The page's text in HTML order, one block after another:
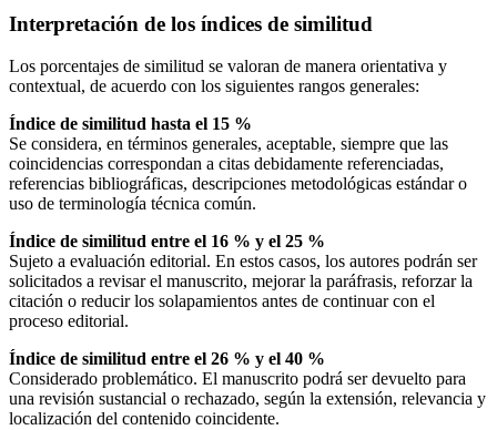
Interpretación de los índices de similitud
Los porcentajes de similitud se valoran de manera orientativa y
contextual, de acuerdo con los siguientes rangos generales:
Índice de similitud hasta el 15 %
Se considera, en términos generales, aceptable, siempre que las
coincidencias correspondan a citas debidamente referenciadas,
referencias bibliográficas, descripciones metodológicas estándar o
uso de terminología técnica común.
Índice de similitud entre el 16 % y el 25 %
Sujeto a evaluación editorial. En estos casos, los autores podrán ser
solicitados a revisar el manuscrito, mejorar la paráfrasis, reforzar la
citación o reducir los solapamientos antes de continuar con el
proceso editorial.
Índice de similitud entre el 26 % y el 40 %
Considerado problemático. El manuscrito podrá ser devuelto para
una revisión sustancial o rechazado, según la extensión, relevancia y
localización del contenido coincidente.